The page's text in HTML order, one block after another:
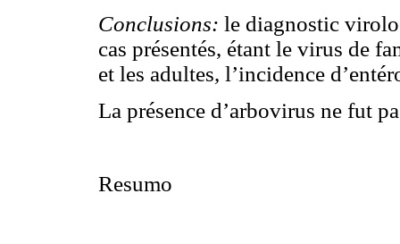
Conclusions: le diagnostic
cas présentés, étant le virus de
et les adultes, l’incidence
La présence d’arbovirus ne fut
Resumo